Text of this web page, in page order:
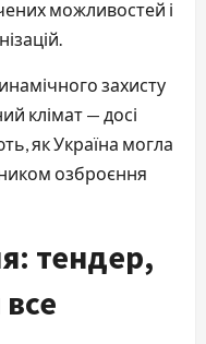
можливостей і
захисту
клімат — досі
як Україна могла
озброєння
тендер,